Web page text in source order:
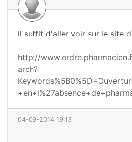
il suffit d'aller voir sur le site
http://
arch?
04-09-2014 19:13